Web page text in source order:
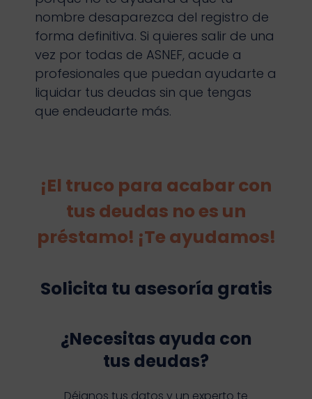
nombre desaparezca del registro de
forma definitiva. Si quieres salir de una
vez por todas de ASNEF, acude a
profesionales que puedan ayudarte a
liquidar tus deudas sin que tengas
que endeudarte más.
¡El truco para acabar con
tus deudas no es un
préstamo! ¡Te ayudamos!
Solicita tu asesoría gratis
¿Necesitas ayuda con
tus deudas?
Déjanos tus datos y un experto te